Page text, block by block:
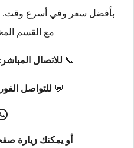
بأفضل سعر وفي أسرع وقت.
مع القسم
📞 للاتصال
💬 للتواصل
أو يمكنك زيارة